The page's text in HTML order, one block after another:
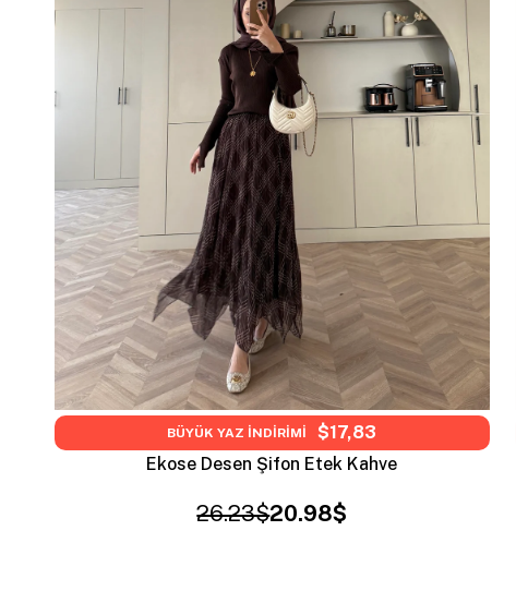
Ekose Desen Şifon Etek Kahve
20.98$
26.23$
BÜYÜK YAZ İNDİRİMİ $17,83